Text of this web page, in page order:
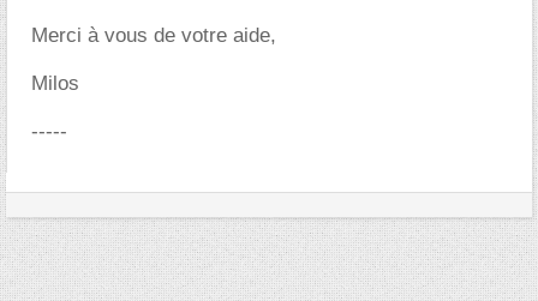
Merci à vous de votre aide,
Milos
-----